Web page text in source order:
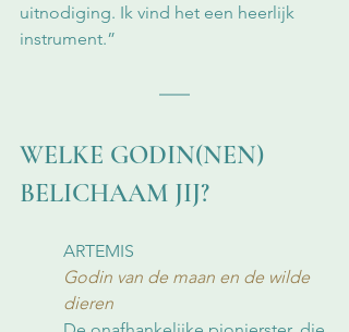
uitnodiging. Ik vind het een heerlijk
instrument.”
WELKE GODIN(NEN)
BELICHAAM JIJ?
ARTEMIS
Godin van de maan en de wilde
dieren